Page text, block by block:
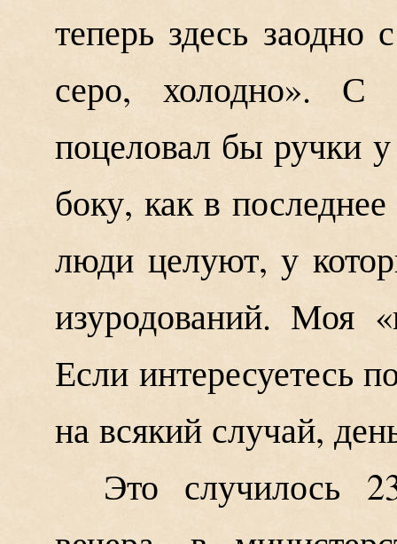
теперь здесь заодно
серо, холодно». С
поцеловал бы ручки
боку, как в
люди целуют, у
изуродований. Моя
Если интересуетесь
на всякий случай,
Это случилось